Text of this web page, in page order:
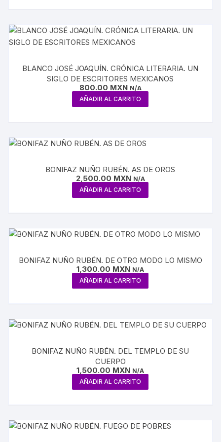
BLANCO JOSÉ JOAQUÍN. CRÓNICA LITERARIA. UN
SIGLO DE ESCRITORES MEXICANOS
800.00 MXN N/A
AÑADIR AL CARRITO
BONIFAZ NUÑO RUBÉN. AS DE OROS
2,500.00 MXN N/A
AÑADIR AL CARRITO
BONIFAZ NUÑO RUBÉN. DE OTRO MODO LO MISMO
1,300.00 MXN N/A
AÑADIR AL CARRITO
BONIFAZ NUÑO RUBÉN. DEL TEMPLO DE SU
CUERPO
1,500.00 MXN N/A
AÑADIR AL CARRITO